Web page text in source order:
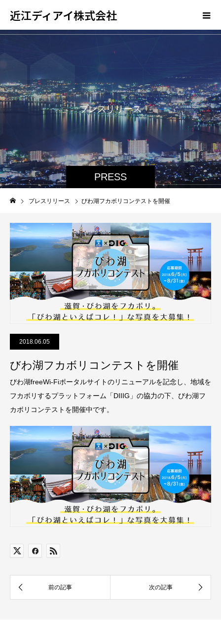
近江ディアイ株式会社
PRESS
プレスリリース
プレスリリース びわ湖フカボリコンテストを開催
2018.06.05
びわ湖フカボリコンテストを開催
びわ湖freeWi-Fiポータルサイトのリニューアルを記念し、地域を
フカボリするプラットフォーム「DIIIG」の協力の下、びわ湖フ
カボリコンテストを開催中です。